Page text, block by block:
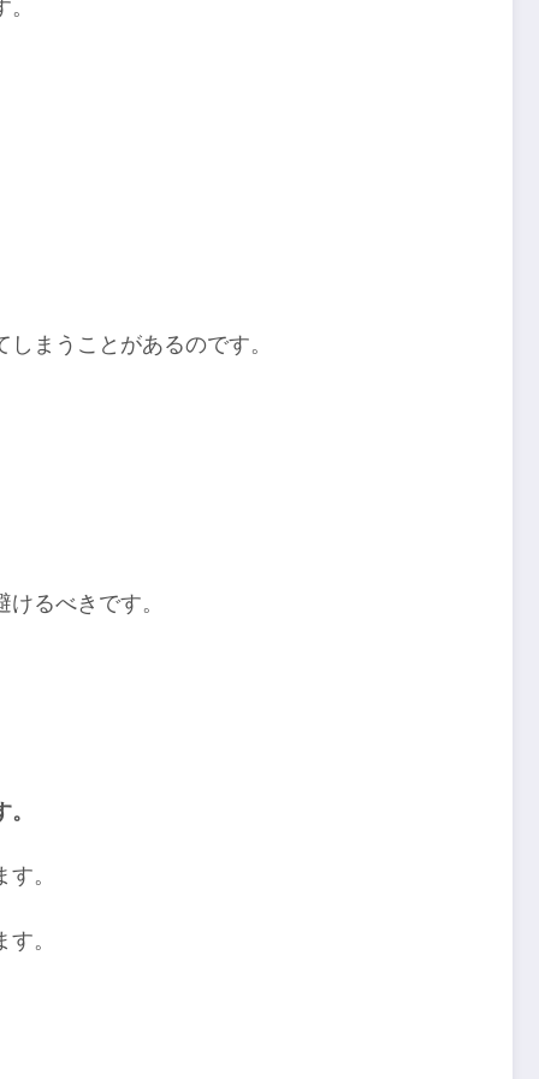
まうことがあるのです。
るべきです。
。
。